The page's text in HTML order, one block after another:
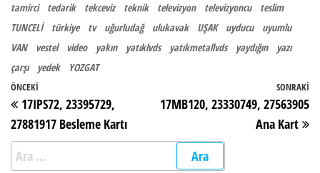
tamirci
tedarik tekceviz teknik televizyon televizyoncu
teslim
TUNCELİ
türkiye tv uğurludağ ulukavak UŞAK uyducu
uyumlu
VAN
vestel video yakın yatıklvds yatıkmetallvds yaydığın
yazı
çarşı
yedek YOZGAT
Yazı gezinmesi
Önceki Yazı
ÖNCEKI
17IPS72, 23395729,
27881917 Besleme Kartı
SONRAKI
17MB120, 23330749, 27563905
Ana Kart
Arama: